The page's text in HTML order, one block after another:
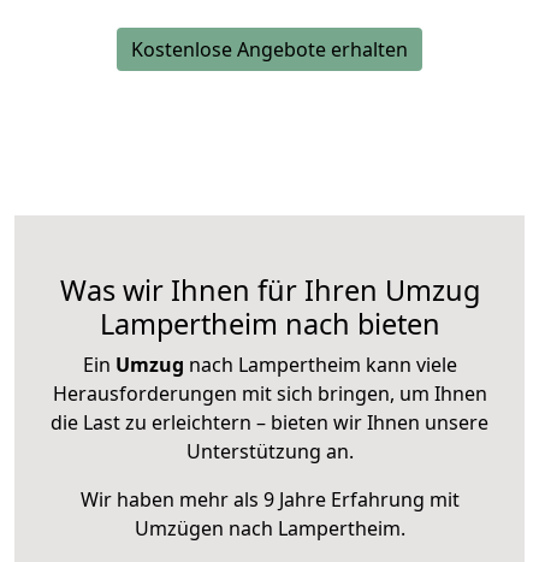
Kostenlose Angebote erhalten
Was wir Ihnen für Ihren Umzug
Lampertheim nach bieten
Ein Umzug nach Lampertheim kann viele
Herausforderungen mit sich bringen, um Ihnen
die Last zu erleichtern – bieten wir Ihnen unsere
Unterstützung an.
Wir haben mehr als 9 Jahre Erfahrung mit
Umzügen nach Lampertheim.